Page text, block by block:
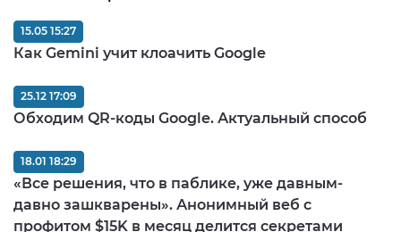
Как Gemini учит клоачить Google
15.05 15:27
Обходим QR-коды Google. Актуальный способ
25.12 17:09
«Все решения, что в паблике, уже давным-
давно зашкварены». Анонимный веб с
профитом $15K в месяц делится секретами
18.01 18:29